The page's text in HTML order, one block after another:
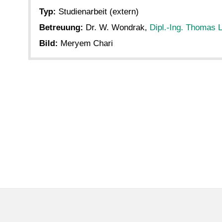
Typ: Studienarbeit (extern)
Betreuung: Dr. W. Wondrak, Dipl.-Ing. Thomas
Bild: Meryem Chari